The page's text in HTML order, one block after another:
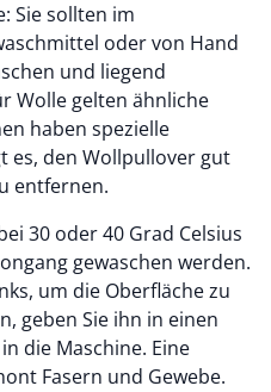
Sie sollten im
oder von Hand
und liegend
Wolle gelten ähnliche
haben spezielle
es, den Wollpullover gut
entfernen.
30 oder 40 Grad Celsius
gewaschen werden.
um die Oberfläche zu
geben Sie ihn in einen
die Maschine. Eine
Fasern und Gewebe.